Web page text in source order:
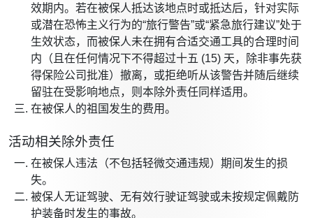
效期内。若在被保人抵达该地点时或抵达后，针对实际
或潜在恐怖主义行为的“旅行警告”或“紧急旅行建议”处于
生效状态，而被保人未在拥有合适交通工具的合理时间
内（且在任何情况下不得超过十五 (15) 天，除非事先获
得保险公司批准）撤离，或拒绝听从该警告并随后继续
留驻在受影响地点，则本除外责任同样适用。
在被保人的祖国发生的费用。
活动相关除外责任
在被保人违法（不包括轻微交通违规）期间发生的损
失。
被保人无证驾驶、无有效行驶证驾驶或未按规定佩戴防
护装备时发生的事故。